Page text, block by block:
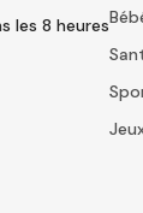
les 8 heures